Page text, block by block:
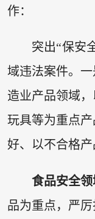
作：
突出“保安
域违法案件。
造业产品领域
玩具等为重点
好、以不合格产
食品安全领
品为重点，严